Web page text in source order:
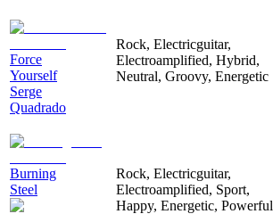
Force
Yourself
Serge
Quadrado
Rock, Electricguitar,
Electroamplified, Hybrid,
Neutral, Groovy, Energetic
Burning
Steel
Rock, Electricguitar,
Electroamplified, Sport,
Happy, Energetic, Powerful